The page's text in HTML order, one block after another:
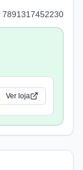
7891317452230
Ver loja